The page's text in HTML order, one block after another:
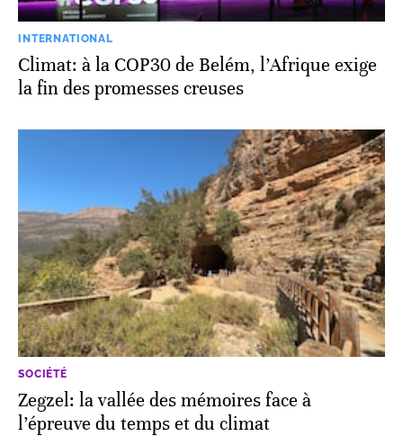
INTERNATIONAL
Climat: à la COP30 de Belém, l’Afrique exige
la fin des promesses creuses
SOCIÉTÉ
Zegzel: la vallée des mémoires face à
l’épreuve du temps et du climat